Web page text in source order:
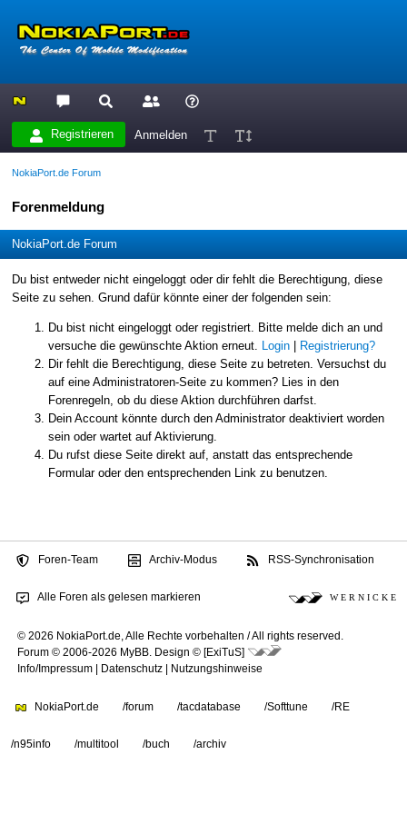
Registrieren Anmelden
NokiaPort.de Forum
Forenmeldung
NokiaPort.de Forum
Du bist entweder nicht eingeloggt oder dir fehlt die Berechtigung, diese
Seite zu sehen. Grund dafür könnte einer der folgenden sein:
Du bist nicht eingeloggt oder registriert. Bitte melde dich an und
versuche die gewünschte Aktion erneut.
Login|
Registrierung?
Dir fehlt die Berechtigung, diese Seite zu betreten. Versuchst du
auf eine Administratoren-Seite zu kommen? Lies in den
Forenregeln, ob du diese Aktion durchführen darfst.
Dein Account könnte durch den Administrator deaktiviert worden
sein oder wartet auf Aktivierung.
Du rufst diese Seite direkt auf, anstatt das entsprechende
Formular oder den entsprechenden Link zu benutzen.
Foren-Team Archiv-Modus RSS-Synchronisation
Alle Foren als gelesen markieren W E R N I C K E
© 2026 NokiaPort.de, Alle Rechte vorbehalten /All rights reserved.
Forum © 2006-2026 MyBB
Design © [ExiTuS]
Info/Impressum
Datenschutz Nutzungshinweise
NokiaPort.de /forum /tacdatabase /Softtune /RE
/n95info /multitool /buch /archiv